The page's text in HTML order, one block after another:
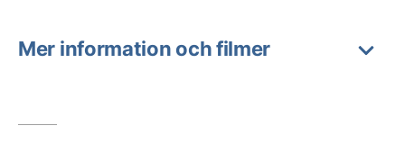
Mer information och filmer